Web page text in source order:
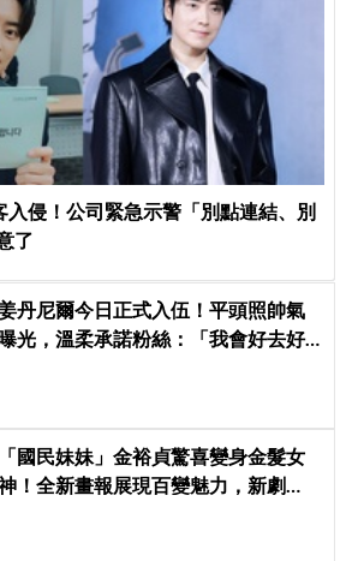
入侵！公司緊急示警「別點連結、別
了
丹尼爾今日正式入伍！平頭照帥氣
光，溫柔承諾粉絲：「我會好去好
「國民妹妹」金裕貞驚喜變身金髮女
！全新畫報展現百變魅力，新劇